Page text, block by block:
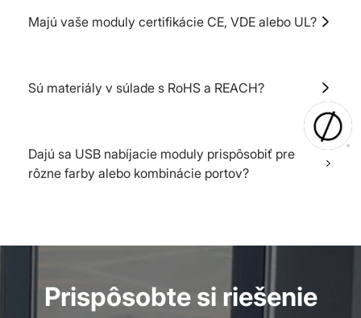
Majú vaše moduly certifikácie CE, VDE alebo UL?
špecifické certifikačné procesy podľa požiadaviek
našich klientov. Dokážeme získať certifikácie CE,
VDE a UL, aby sme splnili rozmanité potreby našich
zákazníkov.
Sú materiály v súlade s RoHS a REACH?
Dajú sa USB nabíjacie moduly prispôsobiť pre
rôzne farby alebo kombinácie portov?
špecifickým konfiguráciám portov, aby vyhovovali
Prispôsobte si riešenie